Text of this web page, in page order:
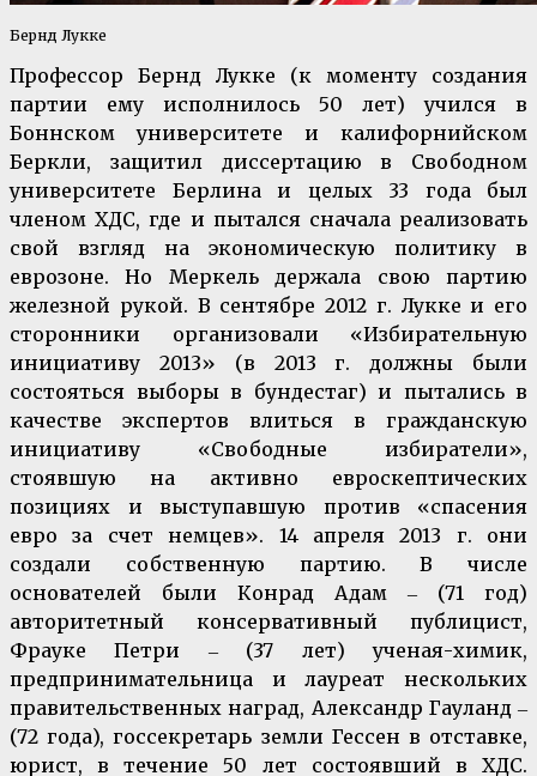
Бернд Лукке
Профессор Бернд Лукке (к моменту создания
партии ему исполнилось 50 лет) учился в
Боннском университете и калифорнийском
Беркли, защитил диссертацию в Свободном
университете Берлина и целых 33 года был
членом ХДС, где и пытался сначала реализовать
свой взгляд на экономическую политику в
еврозоне. Но Меркель держала свою партию
железной рукой. В сентябре 2012 г. Лукке и его
сторонники организовали «Избирательную
инициативу 2013» (в 2013 г. должны были
состояться выборы в бундестаг) и пытались в
качестве экспертов влиться в гражданскую
инициативу «Свободные избиратели»,
стоявшую на активно евроскептических
позициях и выступавшую против «спасения
евро за счет немцев». 14 апреля 2013 г. они
создали собственную партию. В числе
основателей были Конрад Адам ‒ (71 год)
авторитетный консервативный публицист,
Фрауке Петри ‒ (37 лет) ученая-химик,
предпринимательница и лауреат нескольких
правительственных наград, Александр Гауланд ‒
(72 года), госсекретарь земли Гессен в отставке,
юрист, в течение 50 лет состоявший в ХДС.